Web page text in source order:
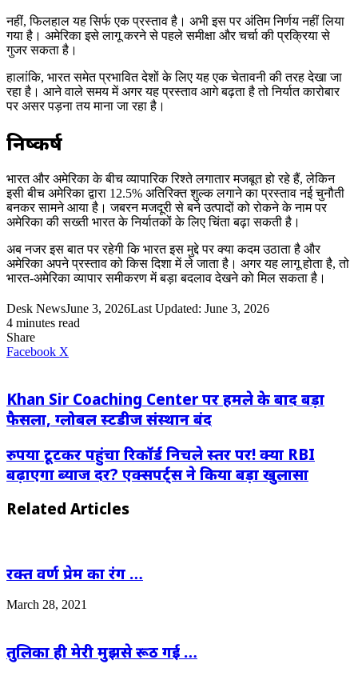
नहीं, फिलहाल यह सिर्फ एक प्रस्ताव है। अभी इस पर अंतिम निर्णय नहीं लिया
गया है। अमेरिका इसे लागू करने से पहले समीक्षा और चर्चा की प्रक्रिया से
गुजर सकता है।
हालांकि, भारत समेत प्रभावित देशों के लिए यह एक चेतावनी की तरह देखा जा
रहा है। आने वाले समय में अगर यह प्रस्ताव आगे बढ़ता है तो निर्यात कारोबार
पर असर पड़ना तय माना जा रहा है।
निष्कर्ष
भारत और अमेरिका के बीच व्यापारिक रिश्ते लगातार मजबूत हो रहे हैं, लेकिन
इसी बीच अमेरिका द्वारा 12.5% अतिरिक्त शुल्क लगाने का प्रस्ताव नई चुनौती
बनकर सामने आया है। जबरन मजदूरी से बने उत्पादों को रोकने के नाम पर
अमेरिका की सख्ती भारत के निर्यातकों के लिए चिंता बढ़ा सकती है।
अब नजर इस बात पर रहेगी कि भारत इस मुद्दे पर क्या कदम उठाता है और
अमेरिका अपने प्रस्ताव को किस दिशा में ले जाता है। अगर यह लागू होता है, तो
भारत-अमेरिका व्यापार समीकरण में बड़ा बदलाव देखने को मिल सकता है।
Desk NewsJune 3, 2026Last Updated: June 3, 2026
4 minutes read
Share
Facebook X
Khan Sir Coaching Center पर हमले के बाद बड़ा
फैसला, ग्लोबल स्टडीज संस्थान बंद
रुपया टूटकर पहुंचा रिकॉर्ड निचले स्तर पर! क्या RBI
बढ़ाएगा ब्याज दर? एक्सपर्ट्स ने किया बड़ा खुलासा
Related Articles
रक्त वर्ण प्रेम का रंग …
March 28, 2021
तुलिका ही मेरी मुझसे रूठ गई …